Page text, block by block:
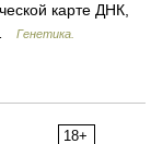
карте ДНК,
Генетика.
18+